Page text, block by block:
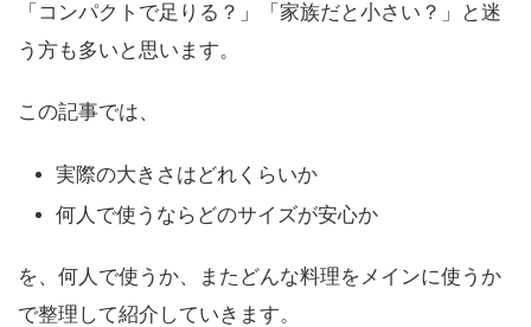
「コンパクトで足りる？」「家族だと小さい？」と迷
う方も多いと思います。
この記事では、
実際の大きさはどれくらいか
何人で使うならどのサイズが安心か
を、何人で使うか、またどんな料理をメインに使うか
で整理して紹介していきます。